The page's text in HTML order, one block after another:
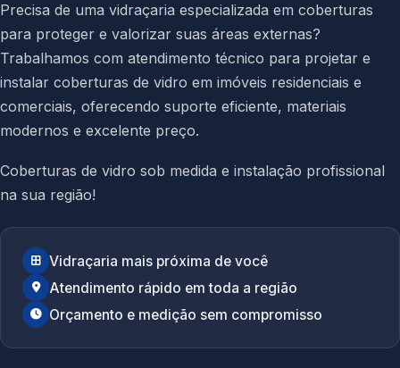
Precisa de uma vidraçaria especializada em coberturas
para proteger e valorizar suas áreas externas?
Trabalhamos com atendimento técnico para projetar e
instalar coberturas de vidro em imóveis residenciais e
comerciais, oferecendo suporte eficiente, materiais
modernos e excelente preço.
Coberturas de vidro sob medida e instalação profissional
na sua região!
Vidraçaria mais próxima de você
Atendimento rápido em toda a região
Orçamento e medição sem compromisso